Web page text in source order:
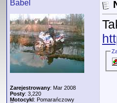
Babel
Zarejestrowany: Mar 2008
Posty: 3,220
Motocykl: Pomarańczowy